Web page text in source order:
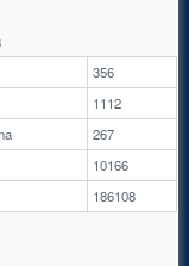
356
1112
267
10166
186108